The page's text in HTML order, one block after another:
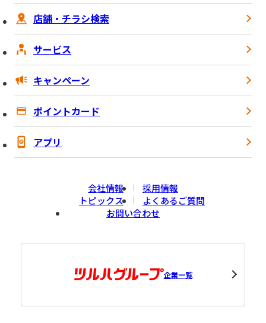
店舗・チラシ検索
サービス
キャンペーン
ポイントカード
アプリ
会社情報
採用情報
トピックス
よくあるご質問
お問い合わせ
企業一覧